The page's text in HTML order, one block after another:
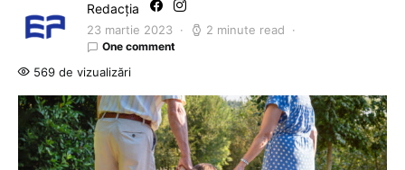
Redacția
23 martie 2023 2 minute read
One comment
569 de vizualizări